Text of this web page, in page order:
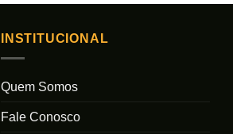
INSTITUCIONAL
Quem Somos
Fale Conosco